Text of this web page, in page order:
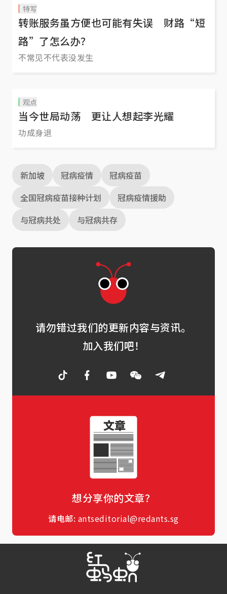
特写
转账服务虽方便也可能有失误 财路“短
路”了怎么办？
不常见不代表没发生
观点
当今世局动荡 更让人想起李光耀
功成身退
新加坡 冠病疫情
冠病疫苗
全国冠病疫苗接种计划
冠病疫情援助
与冠病共处
与冠病共存
请勿错过我们的更新内容与资讯。
加入我们吧！
想分享你的文章？
请电邮: antseditorial@redants.sg